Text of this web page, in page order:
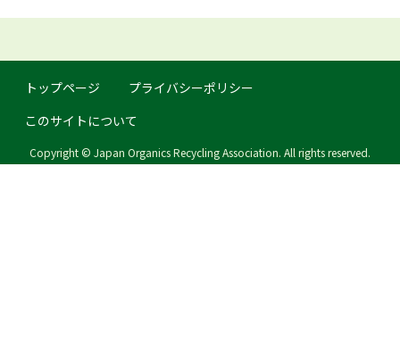
トップページ
プライバシーポリシー
このサイトについて
Copyright © Japan Organics Recycling Association. All rights reserved.